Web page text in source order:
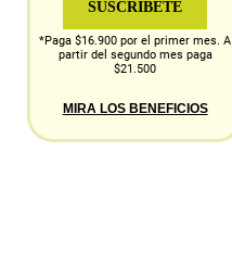
SUSCRÍBETE
*Paga $16.900 por el primer mes. A
partir del segundo mes paga
$21.500
MIRA LOS BENEFICIOS